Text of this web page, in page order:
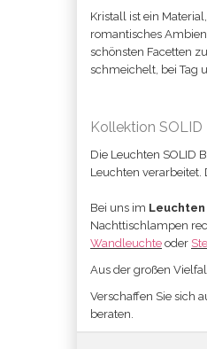
Kristall ist ein
romantisches
schönsten Facetten
schmeichelt, bei Tag
Kollektion
Die Leuchten SOLID
Leuchten verarbeitet.
Bei uns im Leuchten
Nachttischlampen
Wandleuchte oder
Aus der großen
Verschaffen Sie sich
beraten.